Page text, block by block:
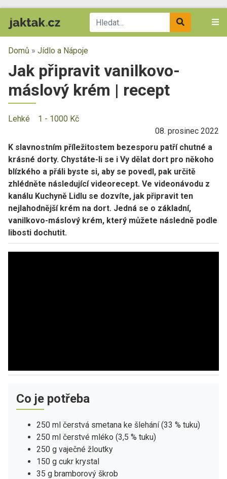
Domů » Jídlo a Nápoje
Jak připravit vanilkovo-
máslový krém | recept
Lehké
1 - 1000 Kč
08. prosinec 2022
K slavnostním příležitostem bezesporu patří chutné a
krásné dorty. Chystáte-li se i Vy dělat dort pro někoho
blízkého a přáli byste si, aby se povedl, pak určitě
zhlédněte následující videorecept. Ve videonávodu z
kanálu Kuchyně Lidlu se dozvíte, jak připravit ten
nejlahodnější krém na dort. Jedná se o základní,
vanilkovo-máslový krém, který můžete následně podle
libosti dochutit.
Co je potřeba
250 ml čerstvá smetana ke šlehání (33 % tuku)
250 ml čerstvé mléko (3,5 % tuku)
250 g vaječné žloutky
150 g cukr krystal
35 g bramborový škrob